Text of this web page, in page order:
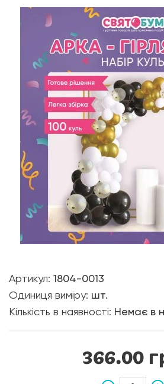
Артикул: 1804-0013
Одиниця виміру: шт.
Кількість в наявності: Немає в
366.00